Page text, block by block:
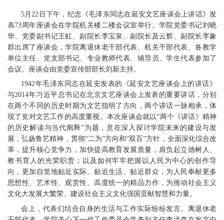
5月22日下午，纪念《毛泽东同志在延安文艺座谈会上讲话》发
表73周年座谈会在学院机关楼二楼会议室举行。学院党委书记刘晓
华、党委副书记王虹、副院长李宝泉、副院长及云辉、副院长李象
群出席了座谈会，学院离退休老干部代表、机关干部代表、各教学
单位主任、党支部书记、专业教师代表、辅导员、学生代表参加了
会议。座谈会由党委宣传部部长刘新主持。
1942年毛泽东同志在延安发表的《延安文艺座谈会上的讲话》
与2014年习近平总书记在北京文艺座谈会上发表的重要讲话，分别
在两个不同的历史时期为文艺指明了方向，两个讲话一脉相承，体
现了党对文艺工作的高度重视。本次座谈会就以“两个《讲话》精神
的历史解读与当代阐释”为题，意在深入探讨学院未来的建设与发
展，弘扬鲁艺精神，贯彻“二为”方向和“双百”方针，全面深化综合改
革，提升核心竞争力，加快提高教育发展质量，肩负起立德树人、
教书育人的光荣职责；以及如何牢牢把握以人民为中心的创作导
向，更加自觉地贴近实际、贴近生活、贴近群众，为人民奉献更多
思想性、艺术性、观赏性、高度统一的精品力作，为推动社会主义
文化大发展大繁荣、建设社会主义文化强国贡献智慧和力量。
会上，代表们结合自身的生活与工作实际纷纷发言。离退休老